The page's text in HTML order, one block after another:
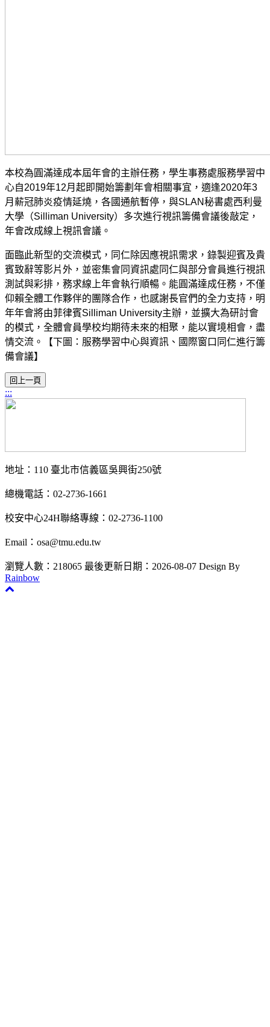
本校為圓滿達成本屆年會的主辦任務，學生事務處服務學習中
心自2019年12月起即開始籌劃年會相關事宜，適逢2020年3
月薪冠肺炎疫情延燒，各國通航暫停，與SLAN秘書處西利曼
大學（Silliman University） 多次進行視訊籌備會議後敲定，
年會改成線上視訊會議。
面臨此新型的交流模式，同仁除因應視訊需求，錄製迎賓及貴
賓致辭等影片外，並密集會同資訊處同仁與部分會員進行視訊
測試與彩排，務求線上年會執行順暢。能圓滿達成任務，不僅
仰賴全體工作夥伴的團隊合作，也感謝長官們的全力支持，明
年年會將由菲律賓Silliman University主辦，並擴大為研討會
的模式， 全體會員學校均期待未來的相聚，能以實境相會，盡
情交流。【下圖：服務學習中心與資訊、國際窗口同仁進行籌
備會議】
:::
地址：110 臺北市信義區吳興街250號
總機電話：02-2736-1661
校安中心24H聯絡專線：02-2736-1100
Email：osa@tmu.edu.tw
瀏覽人數：218065 最後更新日期：2026-08-07 Design By
Rainbow